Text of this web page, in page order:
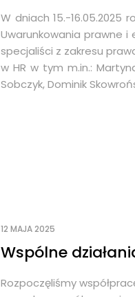
W dniach 15.-16.05.2025
Uwarunkowania prawne
specjaliści z zakresu
w HR w tym m.in.:
Sobczyk, Dominik
12 MAJA 2025
Wspólne
Rozpoczęliśmy